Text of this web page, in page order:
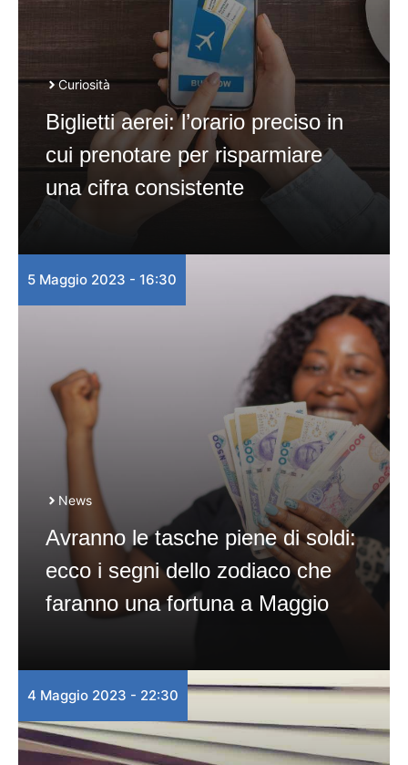
Curiosità
Biglietti aerei: l’orario preciso in
cui prenotare per risparmiare
una cifra consistente
5 Maggio 2023 - 16:30
News
Avranno le tasche piene di soldi:
ecco i segni dello zodiaco che
faranno una fortuna a Maggio
4 Maggio 2023 - 22:30